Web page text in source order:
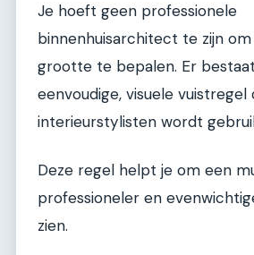
Je hoeft geen professionele
binnenhuisarchitect te zijn
grootte te bepalen. Er
eenvoudige, visuele
interieurstylisten wordt
Deze regel helpt je om een
professioneler en
zien.